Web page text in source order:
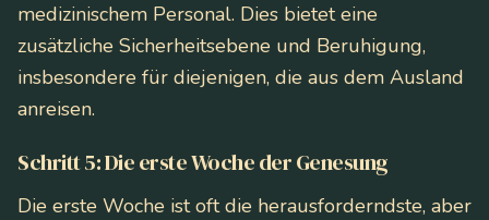
medizinischem Personal. Dies bietet eine
zusätzliche Sicherheitsebene und Beruhigung,
insbesondere für diejenigen, die aus dem Ausland
anreisen.
Schritt 5: Die erste Woche der Genesung
Die erste Woche ist oft die herausforderndste, aber